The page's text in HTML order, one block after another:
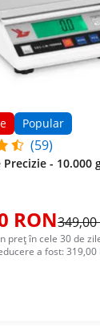
Popular
(59)
- 10.000
RON349,00
preț în cele 30 de
a fost: 319,00